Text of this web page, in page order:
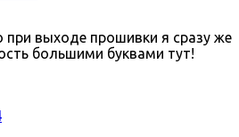
при выходе прошивки я сразу же
большими буквами тут!